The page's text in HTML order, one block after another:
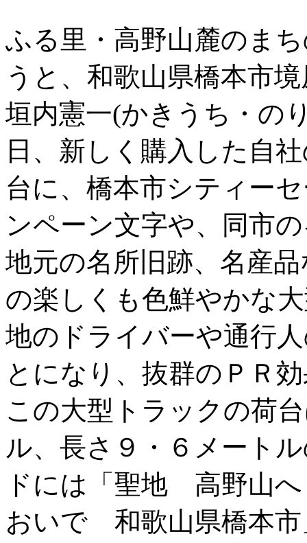
ふる里・高野山麓のま
うと、和歌山県橋本市
垣内憲一(かきうち・の
日、新しく購入した自
台に、橋本市シティー
ンペーン文字や、同市
地元の名所旧跡、名産
の楽しくも色鮮やかな
地のドライバーや通行
とになり、抜群のＰＲ
この大型トラックの荷
ル、長さ９・６メート
ドには「聖地 高野山
おいで 和歌山県橋本市